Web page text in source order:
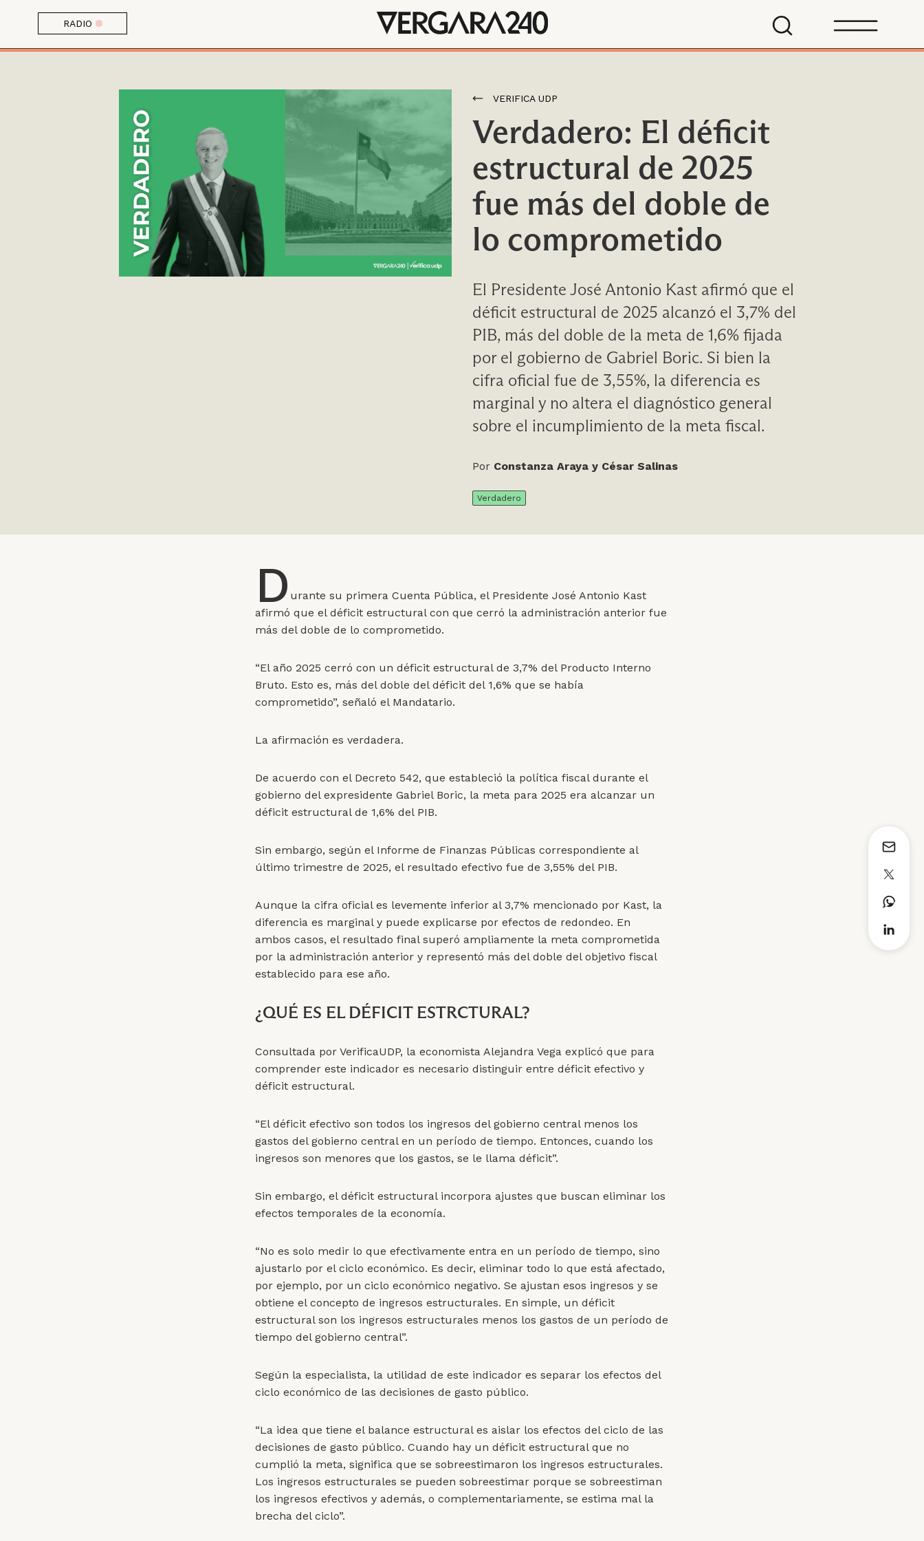
RADIO
VERIFICA UDP
Verdadero: El déficit
estructural de 2025
fue más del doble de
lo comprometido
El Presidente José Antonio Kast afirmó que el
déficit estructural de 2025 alcanzó el 3,7% del
PIB, más del doble de la meta de 1,6% fijada
por el gobierno de Gabriel Boric. Si bien la
cifra oficial fue de 3,55%, la diferencia es
marginal y no altera el diagnóstico general
sobre el incumplimiento de la meta fiscal.
Por Constanza Araya y César Salinas
Verdadero
D urante su primera Cuenta Pública, el Presidente José Antonio Kast
afirmó que el déficit estructural con que cerró la administración anterior fue
más del doble de lo comprometido.
“El año 2025 cerró con un déficit estructural de 3,7% del Producto Interno
Bruto. Esto es, más del doble del déficit del 1,6% que se había
comprometido”, señaló el Mandatario.
La afirmación es verdadera.
De acuerdo con el Decreto 542, que estableció la política fiscal durante el
gobierno del expresidente Gabriel Boric, la meta para 2025 era alcanzar un
déficit estructural de 1,6% del PIB.
Sin embargo, según el Informe de Finanzas Públicas correspondiente al
último trimestre de 2025, el resultado efectivo fue de 3,55% del PIB.
Aunque la cifra oficial es levemente inferior al 3,7% mencionado por Kast, la
diferencia es marginal y puede explicarse por efectos de redondeo. En
ambos casos, el resultado final superó ampliamente la meta comprometida
por la administración anterior y representó más del doble del objetivo fiscal
establecido para ese año.
¿QUÉ ES EL DÉFICIT ESTRCTURAL?
Consultada por VerificaUDP, la economista Alejandra Vega explicó que para
comprender este indicador es necesario distinguir entre déficit efectivo y
déficit estructural.
“El déficit efectivo son todos los ingresos del gobierno central menos los
gastos del gobierno central en un período de tiempo. Entonces, cuando los
ingresos son menores que los gastos, se le llama déficit”.
Sin embargo, el déficit estructural incorpora ajustes que buscan eliminar los
efectos temporales de la economía.
“No es solo medir lo que efectivamente entra en un período de tiempo, sino
ajustarlo por el ciclo económico. Es decir, eliminar todo lo que está afectado,
por ejemplo, por un ciclo económico negativo. Se ajustan esos ingresos y se
obtiene el concepto de ingresos estructurales. En simple, un déficit
estructural son los ingresos estructurales menos los gastos de un período de
tiempo del gobierno central”.
Según la especialista, la utilidad de este indicador es separar los efectos del
ciclo económico de las decisiones de gasto público.
“La idea que tiene el balance estructural es aislar los efectos del ciclo de las
decisiones de gasto público. Cuando hay un déficit estructural que no
cumplió la meta, significa que se sobreestimaron los ingresos estructurales.
Los ingresos estructurales se pueden sobreestimar porque se sobreestiman
los ingresos efectivos y además, o complementariamente, se estima mal la
brecha del ciclo”.